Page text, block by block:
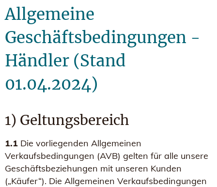
Allgemeine
Geschäftsbedingungen -
Händler (Stand
01.04.2024)
1) Geltungsbereich
1.1 Die vorliegenden Allgemeinen
Verkaufsbedingungen (AVB) gelten für alle unsere
Geschäftsbeziehungen mit unseren Kunden
(„Käufer“). Die Allgemeinen Verkaufsbedingungen